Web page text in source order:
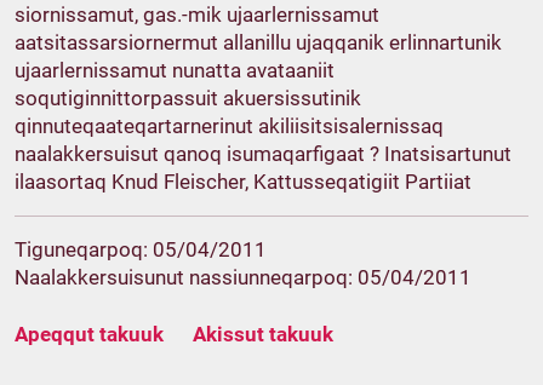
siornissamut, gas.-mik ujaarlernissamut
aatsitassarsiornermut allanillu ujaqqanik erlinnartunik
ujaarlernissamut nunatta avataaniit
soqutiginnittorpassuit akuersissutinik
qinnuteqaateqartarnerinut akiliisitsisalernissaq
naalakkersuisut qanoq isumaqarfigaat ? Inatsisartunut
ilaasortaq Knud Fleischer, Kattusseqatigiit Partiiat
Tiguneqarpoq: 05/04/2011
Naalakkersuisunut nassiunneqarpoq: 05/04/2011
Apeqqut takuuk Akissut takuuk